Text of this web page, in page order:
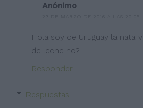
Anónimo
Hola soy de Uruguay la nata
de leche no?
Responder
Respuestas